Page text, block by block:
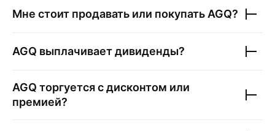
Мне стоит продавать или покупать AGQ?
AGQ выплачивает дивиденды?
AGQ торгуется с дисконтом или
премией?